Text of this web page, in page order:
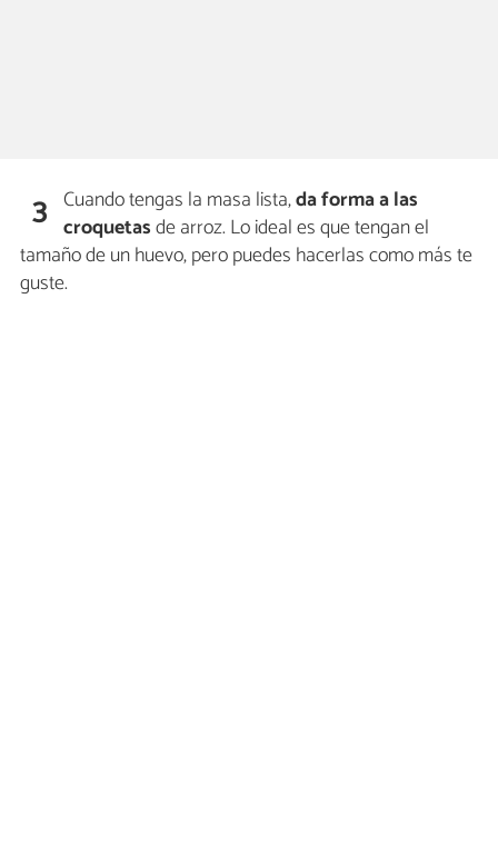
3 Cuando tengas la masa lista,da forma a las
croquetasde arroz. Lo ideal es que tengan el
tamaño de un huevo, pero puedes hacerlas como más te
guste.